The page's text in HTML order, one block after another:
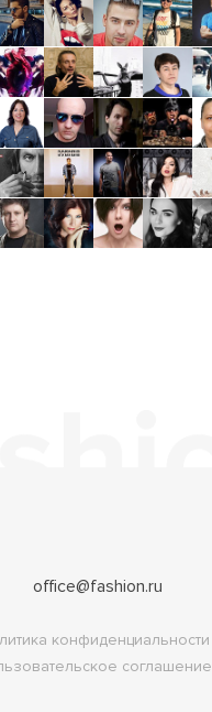
office@fashion.ru
конфиденциальности
соглашение